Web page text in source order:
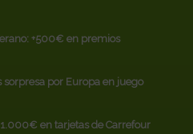
+500€ en premios
sorpresa por Europa en juego
en tarjetas de Carrefour